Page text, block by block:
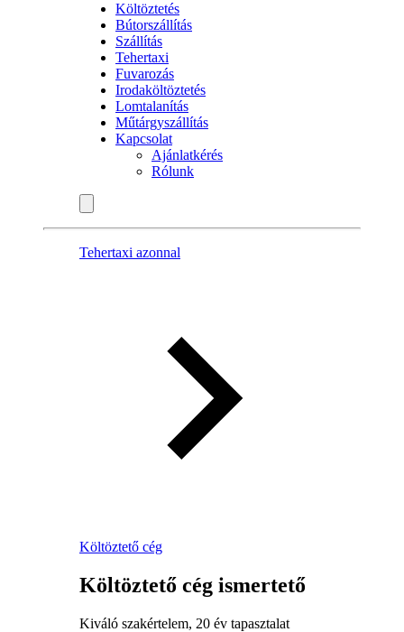
Költöztetés
Bútorszállítás
Szállítás
Tehertaxi
Fuvarozás
Irodaköltöztetés
Lomtalanítás
Műtárgyszállítás
Kapcsolat
Ajánlatkérés
Rólunk
Tehertaxi azonnal
Költöztető cég
Költöztető cég ismertető
Kiváló szakértelem, 20 év tapasztalat